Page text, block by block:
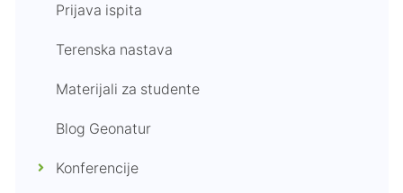
Prijava ispita
Terenska nastava
Materijali za studente
Blog Geonatur
Konferencije